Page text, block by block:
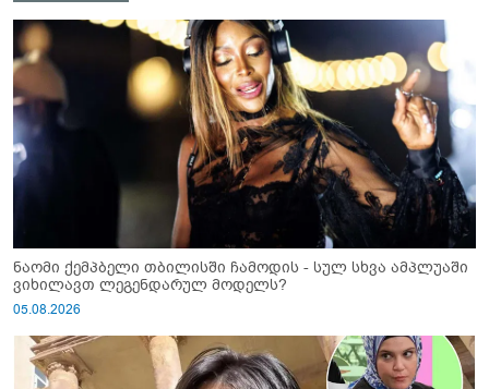
ნაომი ქემპბელი თბილისში ჩამოდის - სულ სხვა ამპლუაში
ვიხილავთ ლეგენდარულ მოდელს?
05.08.2026